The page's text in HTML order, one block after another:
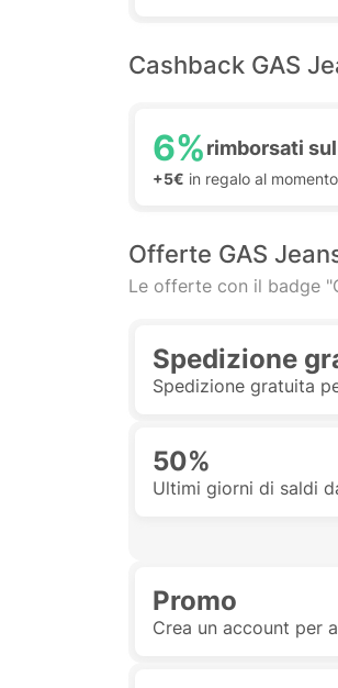
Cashback GAS
6%rimborsati
+5€ in regalo al
Offerte GAS
Le offerte con il badge
Spedizione
Spedizione gratuita
50%
Ultimi giorni di saldi
Promo
Crea un account per